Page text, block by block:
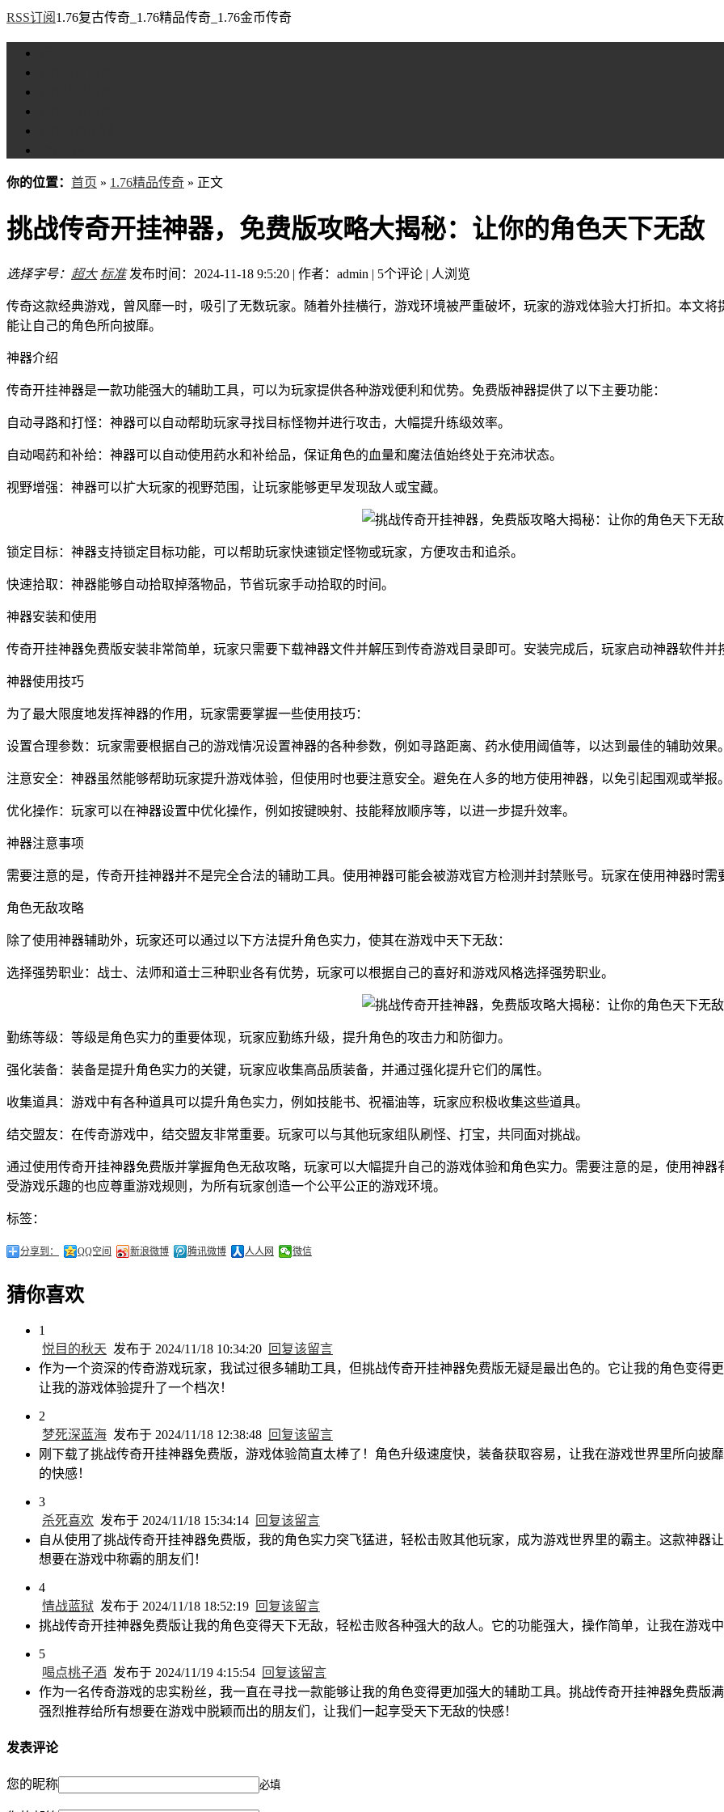
RSS订阅 1.76复古传奇_1.76精品传奇_1.76金币传奇
你的位置： 首页 » 1.76精品传奇 » 正文
挑战传奇开挂神器，免费版攻略大揭秘：让你的角色天下无敌
选择字号： 超大 标准 发布时间：2024-11-18 9:5:20 | 作者：admin | 5个评论 | 人浏览
传奇这款经典游戏，曾风靡一时，吸引了无数玩家。随着外挂横行，游戏环境被严重破坏，玩家的游戏体验大打折扣。本文
能让自己的角色所向披靡。
神器介绍
传奇开挂神器是一款功能强大的辅助工具，可以为玩家提供各种游戏便利和优势。免费版神器提供了以下主要功能：
自动寻路和打怪：神器可以自动帮助玩家寻找目标怪物并进行攻击，大幅提升练级效率。
自动喝药和补给：神器可以自动使用药水和补给品，保证角色的血量和魔法值始终处于充沛状态。
视野增强：神器可以扩大玩家的视野范围，让玩家能够更早发现敌人或宝藏。
锁定目标：神器支持锁定目标功能，可以帮助玩家快速锁定怪物或玩家，方便攻击和追杀。
快速拾取：神器能够自动拾取掉落物品，节省玩家手动拾取的时间。
神器安装和使用
传奇开挂神器免费版安装非常简单，玩家只需要下载神器文件并解压到传奇游戏目录即可。安装完成后，玩家启动神器软件并
神器使用技巧
为了最大限度地发挥神器的作用，玩家需要掌握一些使用技巧：
设置合理参数：玩家需要根据自己的游戏情况设置神器的各种参数，例如寻路距离、药水使用阈值等，以达到最佳的辅助效果。
注意安全：神器虽然能够帮助玩家提升游戏体验，但使用时也要注意安全。避免在人多的地方使用神器，以免引起围观或举报。
优化操作：玩家可以在神器设置中优化操作，例如按键映射、技能释放顺序等，以进一步提升效率。
神器注意事项
需要注意的是，传奇开挂神器并不是完全合法的辅助工具。使用神器可能会被游戏官方检测并封禁账号。玩家在使用神器时需
角色无敌攻略
除了使用神器辅助外，玩家还可以通过以下方法提升角色实力，使其在游戏中天下无敌：
选择强势职业：战士、法师和道士三种职业各有优势，玩家可以根据自己的喜好和游戏风格选择强势职业。
勤练等级：等级是角色实力的重要体现，玩家应勤练升级，提升角色的攻击力和防御力。
强化装备：装备是提升角色实力的关键，玩家应收集高品质装备，并通过强化提升它们的属性。
收集道具：游戏中有各种道具可以提升角色实力，例如技能书、祝福油等，玩家应积极收集这些道具。
结交盟友：在传奇游戏中，结交盟友非常重要。玩家可以与其他玩家组队刷怪、打宝，共同面对挑战。
通过使用传奇开挂神器免费版并掌握角色无敌攻略，玩家可以大幅提升自己的游戏体验和角色实力。需要注意的是，使用神
受游戏乐趣的也应尊重游戏规则，为所有玩家创造一个公平公正的游戏环境。
标签：
分享到： QQ空间 新浪微博 腾讯微博 人人网 微信
猜你喜欢
1
悦目的秋天 发布于 2024/11/18 10:34:20
回复该留言
作为一个资深的传奇游戏玩家，我试过很多辅助工具，但挑战传奇开挂神器免费版无疑是最出色的。它让我的角色变得
让我的游戏体验提升了一个档次！
2
梦死深蓝海 发布于 2024/11/18 12:38:48
回复该留言
刚下载了挑战传奇开挂神器免费版，游戏体验简直太棒了！角色升级速度快，装备获取容易，让我在游戏世界里所向披
的快感！
3
杀死喜欢 发布于 2024/11/18 15:34:14
回复该留言
自从使用了挑战传奇开挂神器免费版，我的角色实力突飞猛进，轻松击败其他玩家，成为游戏世界里的霸主。这款神器
想要在游戏中称霸的朋友们！
4
情战蓝狱 发布于 2024/11/18 18:52:19
回复该留言
挑战传奇开挂神器免费版让我的角色变得天下无敌，轻松击败各种强大的敌人。它的功能强大，操作简单，让我在游戏
5
喝点桃子酒 发布于 2024/11/19 4:15:54
回复该留言
作为一名传奇游戏的忠实粉丝，我一直在寻找一款能够让我的角色变得更加强大的辅助工具。挑战传奇开挂神器免费版
强烈推荐给所有想要在游戏中脱颖而出的朋友们，让我们一起享受天下无敌的快感！
发表评论
您的昵称 必填